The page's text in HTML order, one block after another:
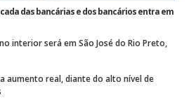
das bancárias e dos bancários entra em
interior será em São José do Rio Preto,
aumento real, diante do alto nível de